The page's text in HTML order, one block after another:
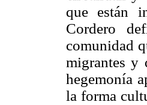
que están
Cordero
comunidad
migrantes y
hegemonía
la forma